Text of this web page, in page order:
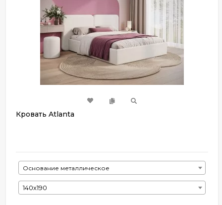
Кровать Atlanta
Основание металлическое
140х190